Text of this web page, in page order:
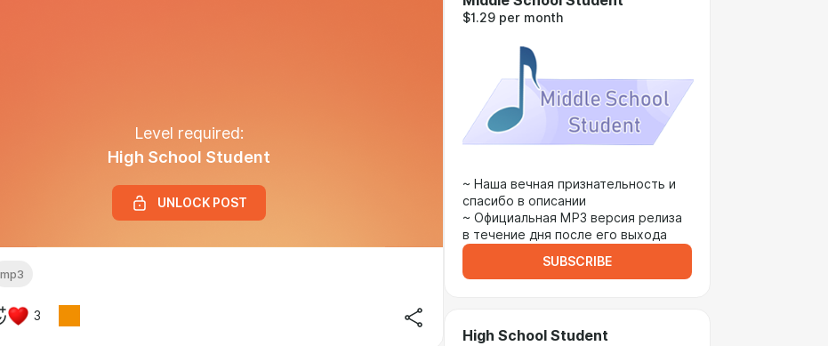
Level required:
High School Student
UNLOCK POST
mp3
3
$1.29 per month
~ Наша вечная признательность и
спасибо в описании
~ Официальная MP3 версия релиза
в течение дня после его выхода
SUBSCRIBE
High School Student